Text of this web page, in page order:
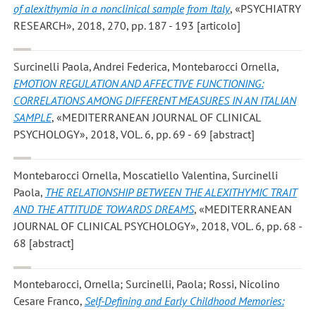
of alexithymia in a nonclinical sample from Italy, «PSYCHIATRY
RESEARCH», 2018, 270, pp. 187 - 193 [articolo]
Surcinelli Paola, Andrei Federica, Montebarocci Ornella,
EMOTION REGULATION AND AFFECTIVE FUNCTIONING:
CORRELATIONS AMONG DIFFERENT MEASURES IN AN ITALIAN
SAMPLE, «MEDITERRANEAN JOURNAL OF CLINICAL
PSYCHOLOGY», 2018, VOL. 6, pp. 69 - 69 [abstract]
Montebarocci Ornella, Moscatiello Valentina, Surcinelli
Paola, THE RELATIONSHIP BETWEEN THE ALEXITHYMIC TRAIT
AND THE ATTITUDE TOWARDS DREAMS, «MEDITERRANEAN
JOURNAL OF CLINICAL PSYCHOLOGY», 2018, VOL. 6, pp. 68 -
68 [abstract]
Montebarocci, Ornella; Surcinelli, Paola; Rossi, Nicolino
Cesare Franco, Self-Defining and Early Childhood Memories: